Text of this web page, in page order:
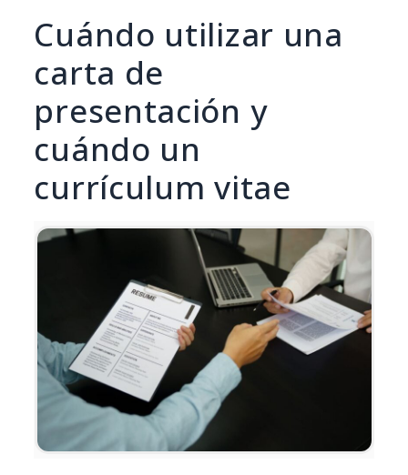
Cuándo utilizar una
carta de
presentación y
cuándo un
currículum vitae